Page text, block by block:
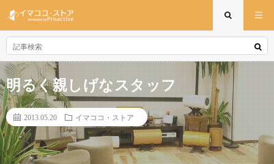
明るく親しげなスタッフ
2013.05.20 イマココ・ストア